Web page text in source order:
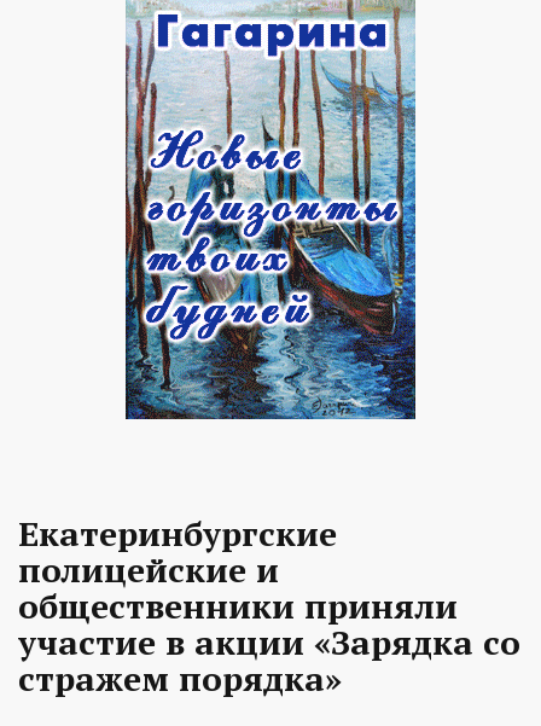
Екатеринбургские
полицейские и
общественники приняли
участие в акции «Зарядка со
стражем порядка»